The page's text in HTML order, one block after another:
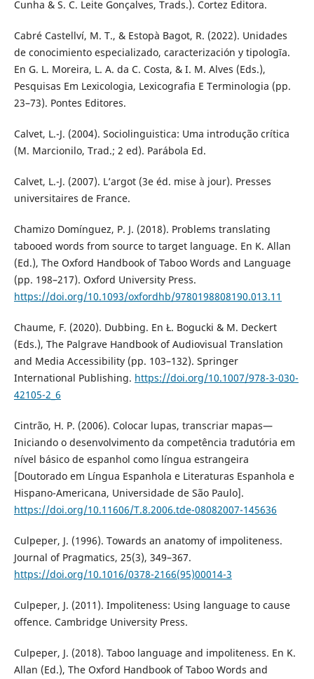
Cunha & S. C. Leite Gonçalves, Trads.). Cortez Editora.
Cabré Castellví, M. T., & Estopà Bagot, R. (2022). Unidades
de conocimiento especializado, caracterización y tipologīa.
En G. L. Moreira, L. A. da C. Costa, & I. M. Alves (Eds.),
Pesquisas Em Lexicologia, Lexicografia E Terminologia (pp.
23–73). Pontes Editores.
Calvet, L.-J. (2004). Sociolinguistica: Uma introdução crítica
(M. Marcionilo, Trad.; 2 ed). Parábola Ed.
Calvet, L.-J. (2007). L’argot (3e éd. mise à jour). Presses
universitaires de France.
Chamizo Domínguez, P. J. (2018). Problems translating
tabooed words from source to target language. En K. Allan
(Ed.), The Oxford Handbook of Taboo Words and Language
(pp. 198–217). Oxford University Press.
https://doi.org/10.1093/oxfordhb/9780198808190.013.11
Chaume, F. (2020). Dubbing. En Ł. Bogucki & M. Deckert
(Eds.), The Palgrave Handbook of Audiovisual Translation
and Media Accessibility (pp. 103–132). Springer
International Publishing. https://doi.org/10.1007/978-3-030-
42105-2_6
Cintrão, H. P. (2006). Colocar lupas, transcriar mapas—
Iniciando o desenvolvimento da competência tradutória em
nível básico de espanhol como língua estrangeira
[Doutorado em Língua Espanhola e Literaturas Espanhola e
Hispano-Americana, Universidade de São Paulo].
https://doi.org/10.11606/T.8.2006.tde-08082007-145636
Culpeper, J. (1996). Towards an anatomy of impoliteness.
Journal of Pragmatics, 25(3), 349–367.
https://doi.org/10.1016/0378-2166(95)00014-3
Culpeper, J. (2011). Impoliteness: Using language to cause
offence. Cambridge University Press.
Culpeper, J. (2018). Taboo language and impoliteness. En K.
Allan (Ed.), The Oxford Handbook of Taboo Words and